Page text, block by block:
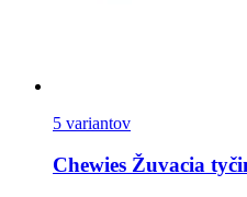
5 variantov
Chewies Žuvacia